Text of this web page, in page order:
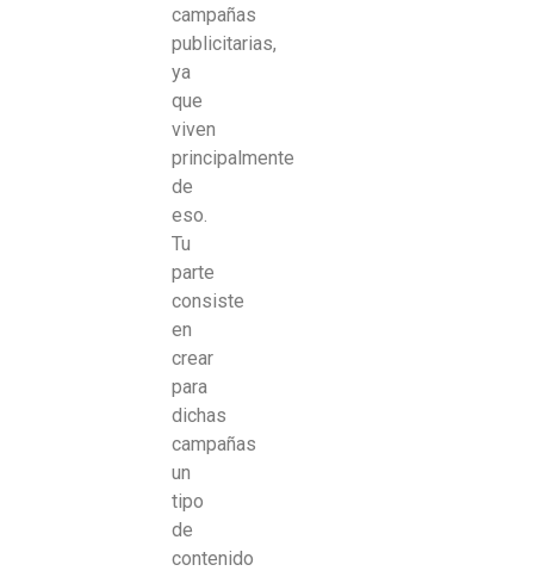
campañas
publicitarias,
ya
que
viven
principalmente
de
eso.
Tu
parte
consiste
en
crear
para
dichas
campañas
un
tipo
de
contenido